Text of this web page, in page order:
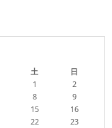
土 日
1
2
8
9
15
16
22
23